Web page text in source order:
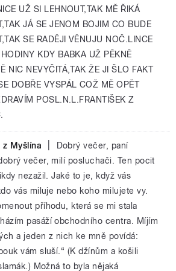
UŽ SI LEHNOUT,TAK MĚ ŘIKÁ
JÁ SE JENOM BOJIM CO BUDE
SE RADĚJI VĚNUJU NOČ.LINCE
KDY BABKA UŽ PĚKNĚ
NIC NEVYČITÁ,TAK ŽE JI ŠLO FAKT
DOBŘE VYSPÁL COŽ MĚ OPĚT
POSL.N.L.FRANTIŠEK Z
Myšlína
Dobrý večer, paní
večer, milí posluchači. Ten pocit
nezažil. Jaké to je, když vás
vás miluje nebo koho milujete vy.
příhodu, která se mi stala
pasáží obchodního centra. Míjím
a jeden z nich ke mně povídá:
vám sluší.“ (K džínům a košili
Možná to byla nějaká